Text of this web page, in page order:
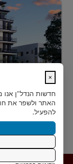
בלב הצפון-
SELECTED - מותג הי?...
15.12.2024
×
חדשות הנדל"ן אנו
האתר ולשפר את
להפעיל.